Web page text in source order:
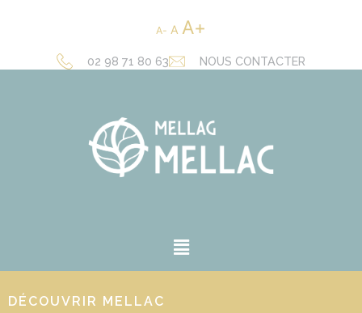
A A A
02 98 71 80 63 NOUS CONTACTER
DÉCOUVRIR MELLAC